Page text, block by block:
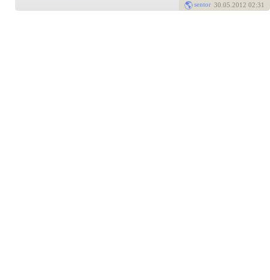
sentor 30.05.2012 02:31